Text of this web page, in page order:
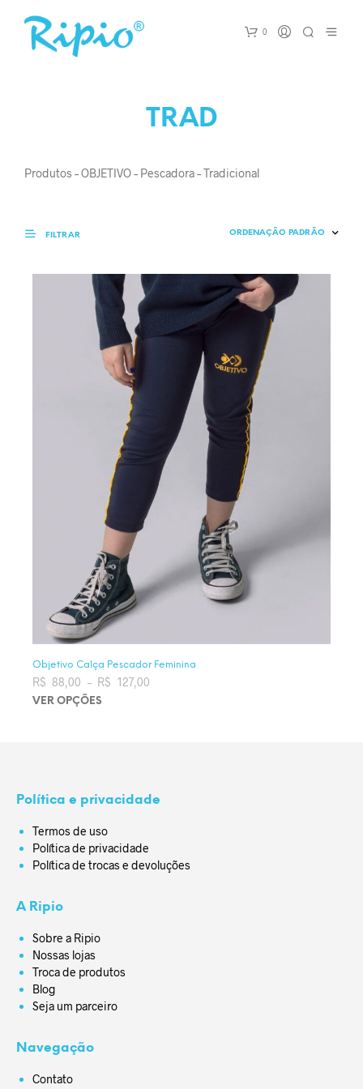
0
TRAD
Produtos – OBJETIVO – Pescadora – Tradicional
FILTRAR
Objetivo Calça Pescador Feminina
R$ 88,00 – R$ 127,00Faixa de preço: R$ 88,00 através
R$ 127,00
VER OPÇÕES
Política e privacidade
Termos de uso
Política de privacidade
Política de trocas e devoluções
A Ripio
Sobre a Ripio
Nossas lojas
Troca de produtos
Blog
Seja um parceiro
Navegação
Contato